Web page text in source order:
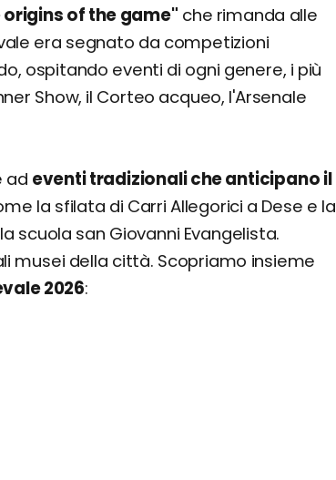
of the game" che rimanda alle
era segnato da competizioni
ospitando eventi di ogni genere, i più
Show, il Corteo acqueo, l'Arsenale
ad eventi tradizionali che anticipano il
la sfilata di Carri Allegorici a Dese e la
scuola san Giovanni Evangelista.
musei della città. Scopriamo insieme
2026: